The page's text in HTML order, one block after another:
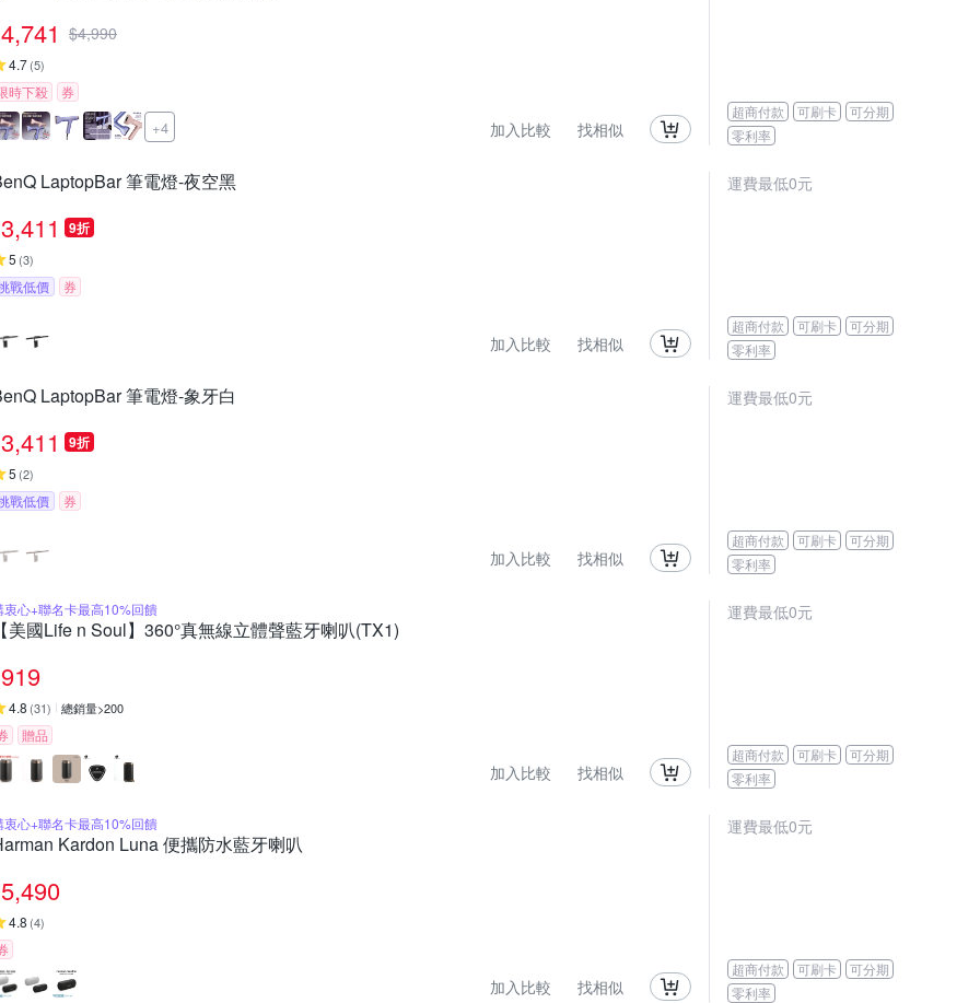
4,741 $4,990
4.7(5)
時下殺 券
+4 加入比較 找相似
超商付款 可刷卡
可分期
零利率
LaptopBar 筆電燈-夜空黑
3,411 9折
5 (3)
戰低價 券
加入比較 找相似
運費最低0元
超商付款 可刷卡
可分期
零利率
LaptopBar 筆電燈-象牙白
3,411 9折
5 (2)
戰低價 券
加入比較 找相似
運費最低0元
超商付款 可刷卡
可分期
零利率
衷心+聯名卡最高10%回饋
美國Life n Soul】360°真無線立體聲藍牙喇叭(TX1)
919
4.8 (31) 總銷量>200
贈品
加入比較 找相似
運費最低0元
超商付款 可刷卡
可分期
零利率
衷心+聯名卡最高10%回饋
Kardon Luna 便攜防水藍牙喇叭
5,490
4.8 (4)
加入比較 找相似
運費最低0元
超商付款 可刷卡
可分期
零利率